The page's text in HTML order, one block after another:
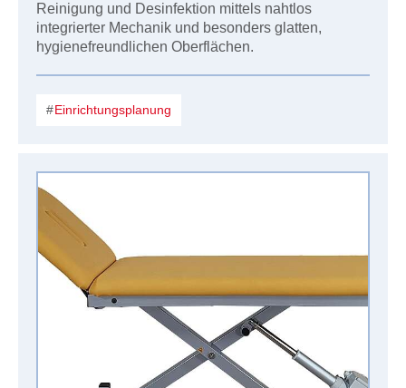
Reinigung und Desinfektion mittels nahtlos
integrierter Mechanik und besonders glatten,
hygienefreundlichen Oberflächen.
Einrichtungsplanung